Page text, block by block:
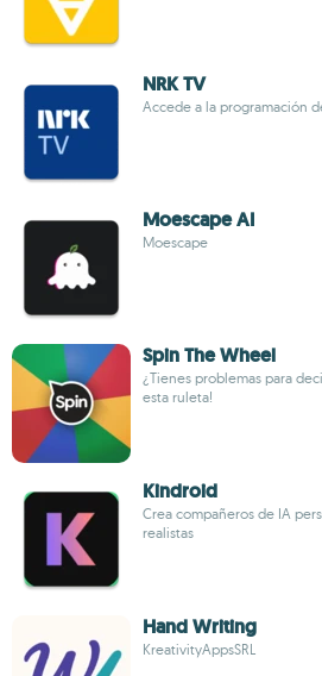
NRK TV
Accede a la programación
Moescape AI
Moescape
Spin The Wheel
¿Tienes problemas para
esta ruleta!
Kindroid
Crea compañeros de IA
realistas
Hand Writing
KreativityAppsSRL